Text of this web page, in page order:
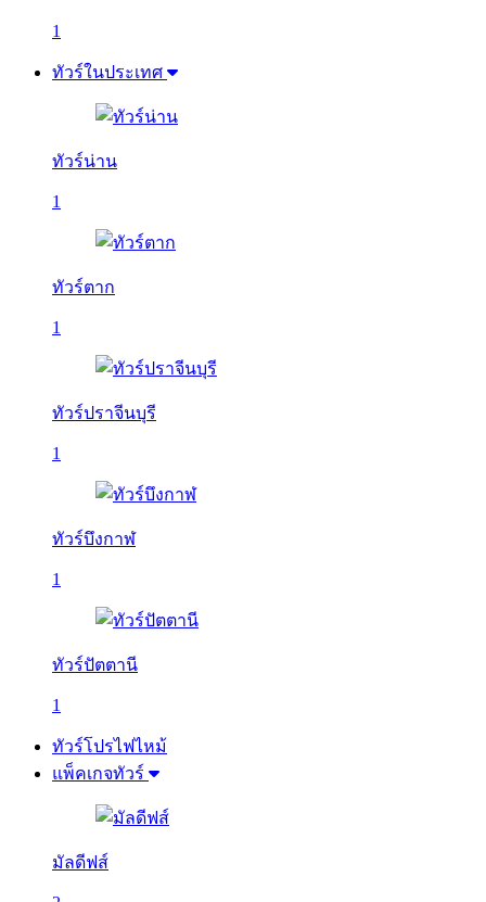
1
ทัวร์ในประเทศ
ทัวร์น่าน
1
ทัวร์ตาก
1
ทัวร์ปราจีนบุรี
1
ทัวร์บึงกาฬ
1
ทัวร์ปัตตานี
1
ทัวร์โปรไฟไหม้
แพ็คเกจทัวร์
มัลดีฟส์